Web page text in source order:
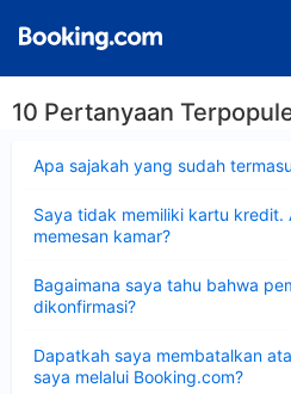
10 Pertanyaan
Apa sajakah yang sudah
Saya tidak memiliki kartu kredit.
memesan kamar?
Bagaimana saya tahu bahwa
dikonfirmasi?
Dapatkah saya membatalkan
saya melalui Booking.com?